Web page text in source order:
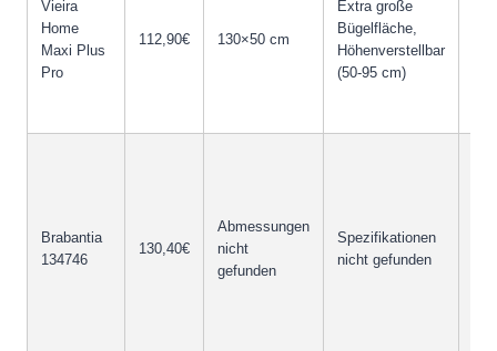
Vieira
Home
Maxi Plus
Pro
112,90€ 130×50 cm
Extra große
Bügelfläche,
Höhenverstellbar
(50-95 cm)
Brabantia
134746
130,40€
Abmessungen
nicht
gefunden
Spezifikationen
nicht gefunden